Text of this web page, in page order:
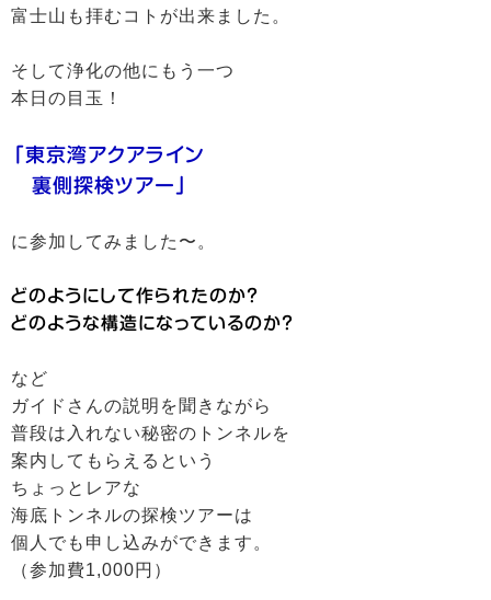
富士山も拝むコトが出来ました。
そして浄化の他にもう一つ
本日の目玉！
「東京湾アクアライン
裏側探検ツアー」
に参加してみました〜。
どのようにして作られたのか？
どのような構造になっているのか？
など
ガイドさんの説明を聞きながら
普段は入れない秘密のトンネルを
案内してもらえるという
ちょっとレアな
海底トンネルの探検ツアーは
個人でも申し込みができます。
（参加費1,000円）